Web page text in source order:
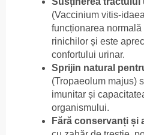
(Vaccinium vitis-
funcționarea
rinichilor și este
confortului urinar.
Sprijin natural
(Tropaeolum majus)
imunitar și
organismului.
Fără conservanți și